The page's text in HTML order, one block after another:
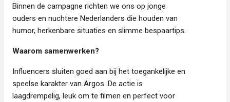
Binnen de campagne richten we ons op jonge
ouders en nuchtere Nederlanders die houden van
humor, herkenbare situaties en slimme bespaartips.
Waarom samenwerken?
Influencers sluiten goed aan bij het toegankelijke en
speelse karakter van Argos. De actie is
laagdrempelig, leuk om te filmen en perfect voor